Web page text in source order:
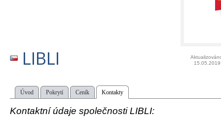
LIBLI
15.05.2019
Úvod Pokrytí Ceník Kontakty
Kontaktní údaje společnosti LIBLI: